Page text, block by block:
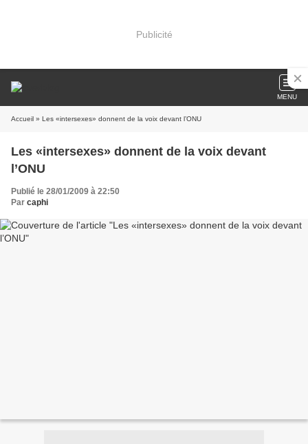
Publicité
MENU
Accueil » Les «intersexes» donnent de la voix devant l’ONU
Les «intersexes» donnent de la voix devant
l’ONU
Publié le 28/01/2009 à 22:50
Par caphi